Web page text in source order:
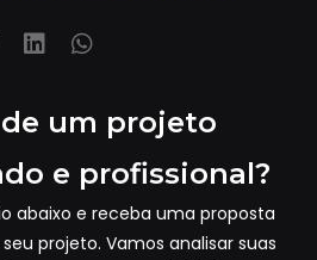
um projeto
e profissional?
abaixo e receba uma proposta
projeto. Vamos analisar suas